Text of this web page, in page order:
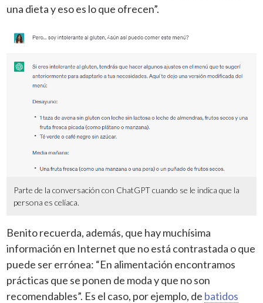
una dieta y eso es lo que ofrecen”.
Parte de la conversación con ChatGPT cuando se le indica que la
persona es celíaca.
Benito recuerda, además, que hay muchísima
información en Internet que no está contrastada o que
puede ser errónea: “En alimentación encontramos
prácticas que se ponen de moda y que no son
recomendables”. Es el caso, por ejemplo, de batidos